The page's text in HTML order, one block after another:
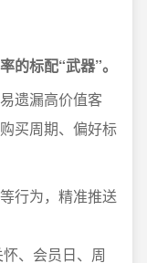
的标配“武器”。
遗漏高价值客
买周期、偏好标
行为，精准推送
、会员日、周